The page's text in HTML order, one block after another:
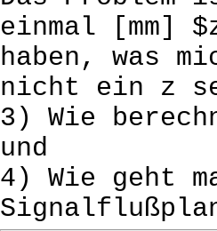
einmal [mm]
haben, was
nicht ein z
3) Wie
und
4) Wie geht